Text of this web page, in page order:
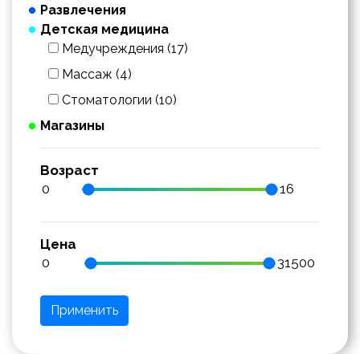
Развлечения
Детская медицина
Медучреждения (17)
Массаж (4)
Стоматологии (10)
Магазины
Возраст
Цена
Применить